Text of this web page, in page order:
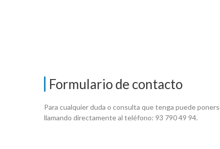
Formulario de contacto
Para cualquier duda o consulta que tenga puede
llamando directamente al teléfono: 93 790 49 94.